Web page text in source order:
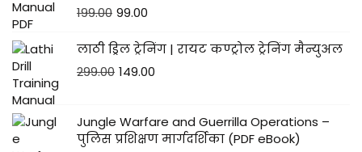
199.00 99.00
लाठी ड्रिल ट्रेनिंग | रायट कण्ट्रोल ट्रेनिंग मैन्युअल
299.00 149.00
Jungle Warfare and Guerrilla Operations –
पुलिस प्रशिक्षण मार्गदर्शिका (PDF eBook)